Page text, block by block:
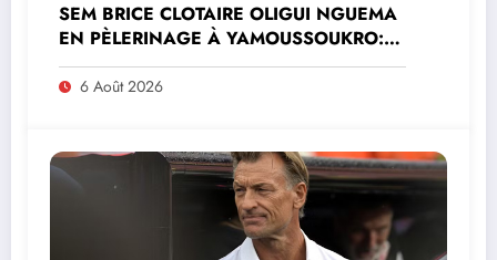
SEM BRICE CLOTAIRE OLIGUI NGUEMA
EN PÈLERINAGE À YAMOUSSOUKRO:LE
MINISTRE PAULIN CLAUDE DANHO
PREND PART À LA CÉRÉMONIE
6 Août 2026